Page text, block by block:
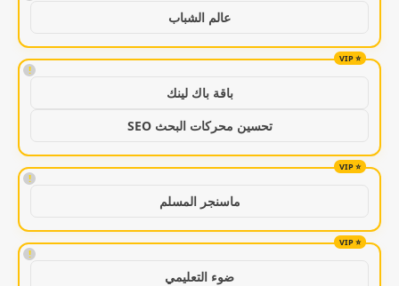
عالم الشباب
!
باقة باك لينك
تحسين محركات البحث SEO
!
ماسنجر المسلم
!
ضوء التعليمي